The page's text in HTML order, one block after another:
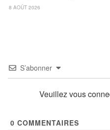
8 AOÛT 2026
S’abonner
Veuillez vous
0 COMMENTAIRES